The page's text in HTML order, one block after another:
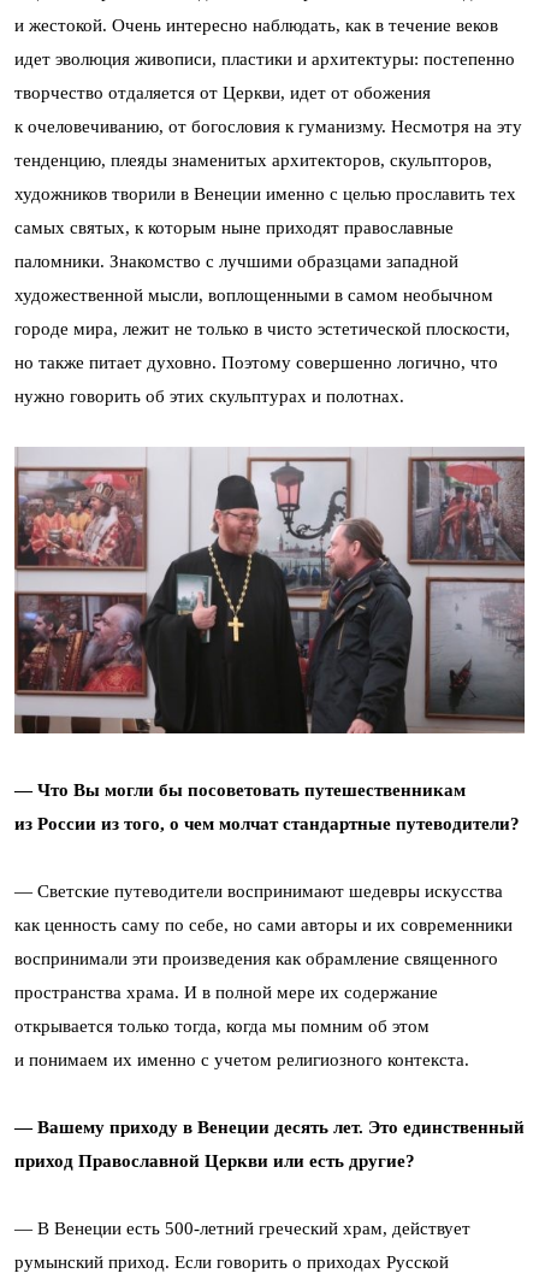
и жестокой. Очень интересно наблюдать, как в течение веков
идет эволюция живописи, пластики и архитектуры: постепенно
творчество отдаляется от Церкви, идет от обожения
к очеловечиванию, от богословия к гуманизму. Несмотря на эту
тенденцию, плеяды знаменитых архитекторов, скульпторов,
художников творили в Венеции именно с целью прославить тех
самых святых, к которым ныне приходят православные
паломники. Знакомство с лучшими образцами западной
художественной мысли, воплощенными в самом необычном
городе мира, лежит не только в чисто эстетической плоскости,
но также питает духовно. Поэтому совершенно логично, что
нужно говорить об этих скульптурах и полотнах.
— Что Вы могли бы посоветовать путешественникам
из России из того, о чем молчат стандартные путеводители?
— Светские путеводители воспринимают шедевры искусства
как ценность саму по себе, но сами авторы и их современники
воспринимали эти произведения как обрамление священного
пространства храма. И в полной мере их содержание
открывается только тогда, когда мы помним об этом
и понимаем их именно с учетом религиозного контекста.
— Вашему приходу в Венеции десять лет. Это единственный
приход Православной Церкви или есть другие?
— В Венеции есть 500-летний греческий храм, действует
румынский приход. Если говорить о приходах Русской